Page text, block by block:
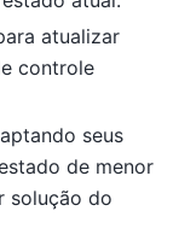
atualizar
controle
seus
de menor
solução do